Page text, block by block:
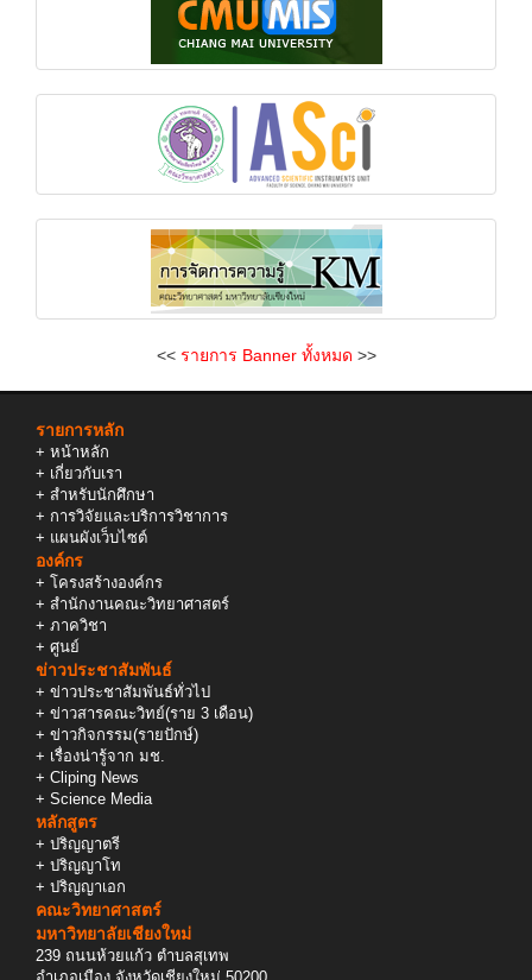
<< รายการ Banner ทั้งหมด >>
รายการหลัก
+ หน้าหลัก
+ เกี่ยวกับเรา
+ สำหรับนักศึกษา
+ การวิจัยและบริการวิชาการ
+ แผนผังเว็บไซต์
องค์กร
+ โครงสร้างองค์กร
+ สำนักงานคณะวิทยาศาสตร์
+ ภาควิชา
+ ศูนย์
ข่าวประชาสัมพันธ์
+ ข่าวประชาสัมพันธ์ทั่วไป
+ ข่าวสารคณะวิทย์(ราย 3 เดือน)
+ ข่าวกิจกรรม(รายปักษ์)
+ เรื่องน่ารู้จาก มช.
+ Cliping News
+ Science Media
หลักสูตร
+ ปริญญาตรี
+ ปริญญาโท
+ ปริญญาเอก
คณะวิทยาศาสตร์
มหาวิทยาลัยเชียงใหม่
239 ถนนห้วยแก้ว ตำบลสุเทพ